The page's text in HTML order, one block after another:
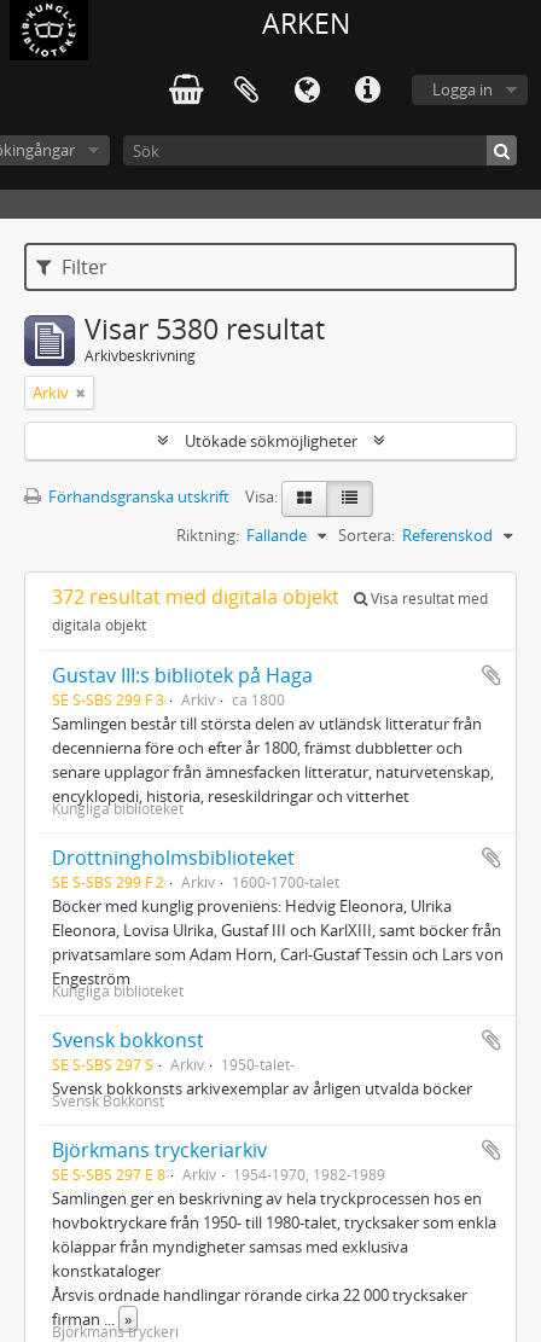
ARKEN
Logga in
Filter
Visar 5380 resultat
Arkivbeskrivning
Arkiv
Utökade sökmöjligheter
Förhandsgranska utskrift
Visa:
Sortera: Referenskod
Riktning: Fallande
372 resultat med digitala objekt
Visa resultat med
digitala objekt
Gustav III:s bibliotek på Haga
SE S-SBS 299 F 3 Arkiv ca 1800
Samlingen består till största delen av utländsk litteratur från
decennierna före och efter år 1800, främst dubbletter och
senare upplagor från ämnesfacken litteratur, naturvetenskap,
encyklopedi, historia, reseskildringar och vitterhet
Kungliga biblioteket
Drottningholmsbiblioteket
SE S-SBS 299 F 2 Arkiv 1600-1700-talet
Böcker med kunglig proveniens: Hedvig Eleonora, Ulrika
Eleonora, Lovisa Ulrika, Gustaf III och KarlXIII, samt böcker från
privatsamlare som Adam Horn, Carl-Gustaf Tessin och Lars von
Engeström
Kungliga biblioteket
Svensk bokkonst
SE S-SBS 297 S Arkiv 1950-talet-
Svensk bokkonsts arkivexemplar av årligen utvalda böcker
Svensk Bokkonst
Björkmans tryckeriarkiv
SE S-SBS 297 E 8 Arkiv 1954-1970, 1982-1989
Samlingen ger en beskrivning av hela tryckprocessen hos en
hovboktryckare från 1950- till 1980-talet, trycksaker som enkla
kölappar från myndigheter samsas med exklusiva
konstkataloger
Årsvis ordnade handlingar rörande cirka 22 000 trycksaker
firman
»
Björkmans tryckeri